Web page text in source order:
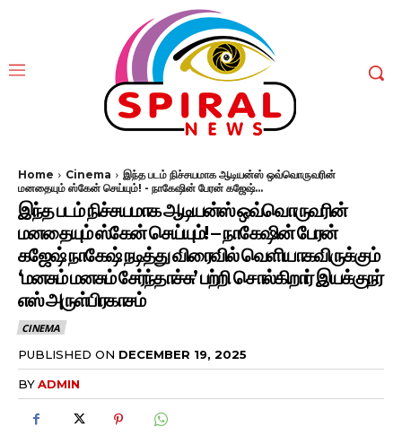
Home Cinema
இந்த படம் நிச்சயமாக ஆடியன்ஸ் ஒவ்வொருவரின்
மனதையும் ஸ்கேன் செய்யும்! - நாகேஷின் பேரன் கஜேஷ்...
இந்த படம் நிச்சயமாக ஆடியன்ஸ் ஒவ்வொருவரின்
மனதையும் ஸ்கேன் செய்யும்! – நாகேஷின் பேரன்
கஜேஷ் நாகேஷ் நடித்து விரைவில் வெளியாகவிருக்கும்
‘மனசும் மனசும் சேர்ந்தாச்சு’ பற்றி சொல்கிறார் இயக்குநர்
எஸ் அருள்பிரகாசம்
CINEMA
PUBLISHED ON DECEMBER 19, 2025
BYADMIN